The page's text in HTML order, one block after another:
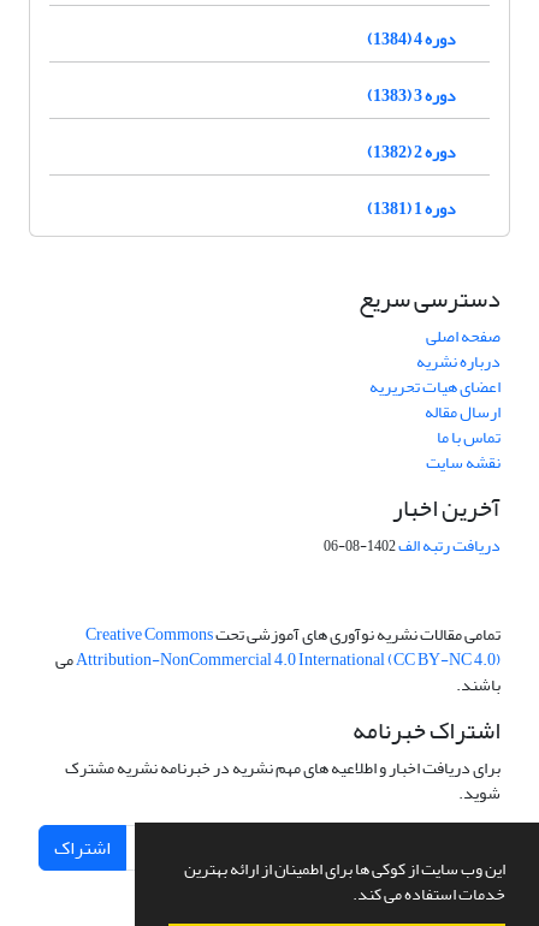
این وب سایت از کوکی ها برای اطمینان از ارائه بهترین
خدمات استفاده می کند.
دوره 4 (1384)
دوره 3 (1383)
دوره 2 (1382)
دوره 1 (1381)
دسترسی سریع
صفحه اصلی
درباره نشریه
اعضای هیات تحریریه
ارسال مقاله
تماس با ما
نقشه سایت
آخرین اخبار
دریافت رتبه الف1402-08-06
تمامی مقالات نشریه نوآوری های آموزشی تحتCreative Commons
Attribution-NonCommercial 4.0 International (CC BY-NC 4.0)می
باشند.
اشتراک خبرنامه
برای دریافت اخبار و اطلاعیه های مهم نشریه در خبرنامه نشریه مشترک
شوید.
اشتراک